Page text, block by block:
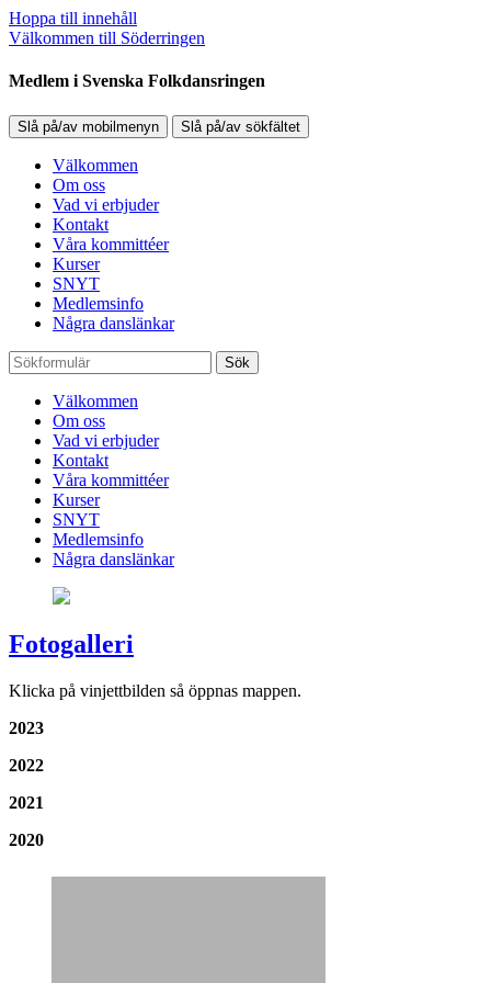
Hoppa till innehåll
Välkommen till Söderringen
Medlem i Svenska Folkdansringen
Slå på/av mobilmenyn Slå på/av sökfältet
Välkommen
Om oss
Vad vi erbjuder
Kontakt
Våra kommittéer
Kurser
SNYT
Medlemsinfo
Några danslänkar
Sök
Välkommen
Om oss
Vad vi erbjuder
Kontakt
Våra kommittéer
Kurser
SNYT
Medlemsinfo
Några danslänkar
Fotogalleri
Klicka på vinjettbilden så öppnas mappen.
2023
2022
2021
2020